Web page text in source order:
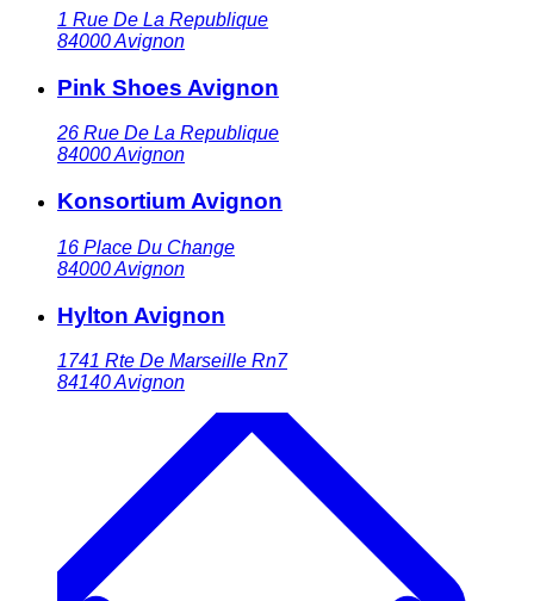
1 Rue De La Republique
84000Avignon
Pink Shoes Avignon
26 Rue De La Republique
84000Avignon
Konsortium Avignon
16 Place Du Change
84000Avignon
Hylton Avignon
1741 Rte De Marseille Rn7
84140Avignon